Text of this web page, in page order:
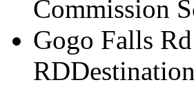
Commission
Gogo Falls